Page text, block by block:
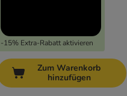
-15% Extra-Rabatt aktivieren
Zum Warenkorb
hinzufügen